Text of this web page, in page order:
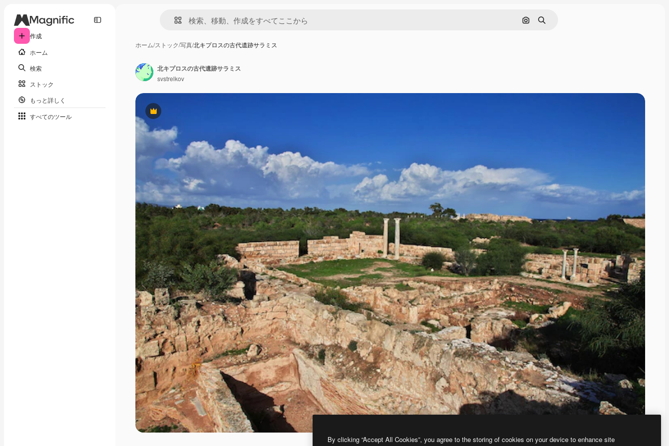
作成
ホーム
検索
ストック
もっと詳しく
すべてのツール
画像で検索
検索
ホーム/ストック/写真/北キプロスの古代遺跡サラミス
Premium
北キプロスの古代遺跡サラミス
svstrelkov
By clicking “Accept All Cookies”, you agree to the storing of cookies on your device to enhance site